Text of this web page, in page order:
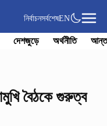
নির্বাচনসর্বশেষEN
দেশজুড়ে অর্থনীতি
বৈঠকে গুরুত্ব